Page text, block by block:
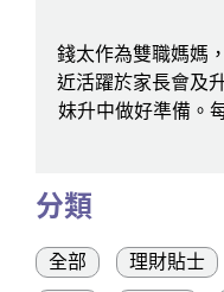
錢太作為雙職媽媽
近活躍於家長會及
妹升中做好準備。
分類
全部 理財貼士